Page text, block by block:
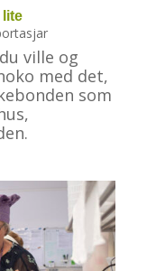
lite
ville og
med det,
som